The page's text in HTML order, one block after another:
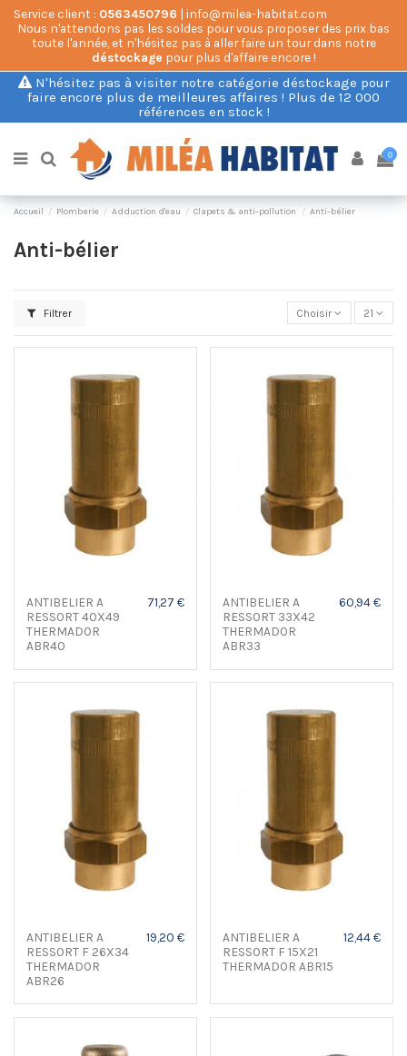
Service client : 0563450796 | info@milea-habitat.com
Nous n'attendons pas les soldes pour vous proposer des prix bas
toute l'année, et n'hésitez pas à aller faire un tour dans notre
déstockage pour plus d'affaire encore !
N'hésitez pas à visiter notre catégorie déstockage pour
faire encore plus de meilleures affaires ! Plus de 12 000
références en stock !
0
Accueil Plomberie Adduction d'eau Clapets & anti-pollution Anti-bélier
Anti-bélier
Filtrer Choisir 21
ANTIBELIER A
RESSORT 40X49
THERMADOR
ABR40
71,27 €
ANTIBELIER A
RESSORT 33X42
THERMADOR
ABR33
60,94 €
ANTIBELIER A
RESSORT F 26X34
THERMADOR
ABR26
19,20 €
ANTIBELIER A
RESSORT F 15X21
THERMADOR ABR15
12,44 €